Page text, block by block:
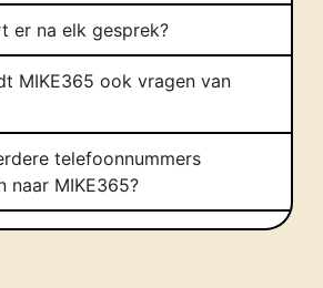
er na elk gesprek?
MIKE365 ook vragen van
telefoonnummers
naar MIKE365?